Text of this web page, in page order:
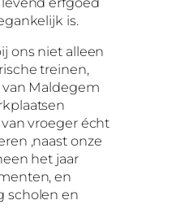
is.
ons niet alleen
treinen,
Maldegem
vroeger écht
,naast onze
het jaar
en
scholen en